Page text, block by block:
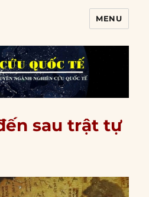
MENU
sau trật tự